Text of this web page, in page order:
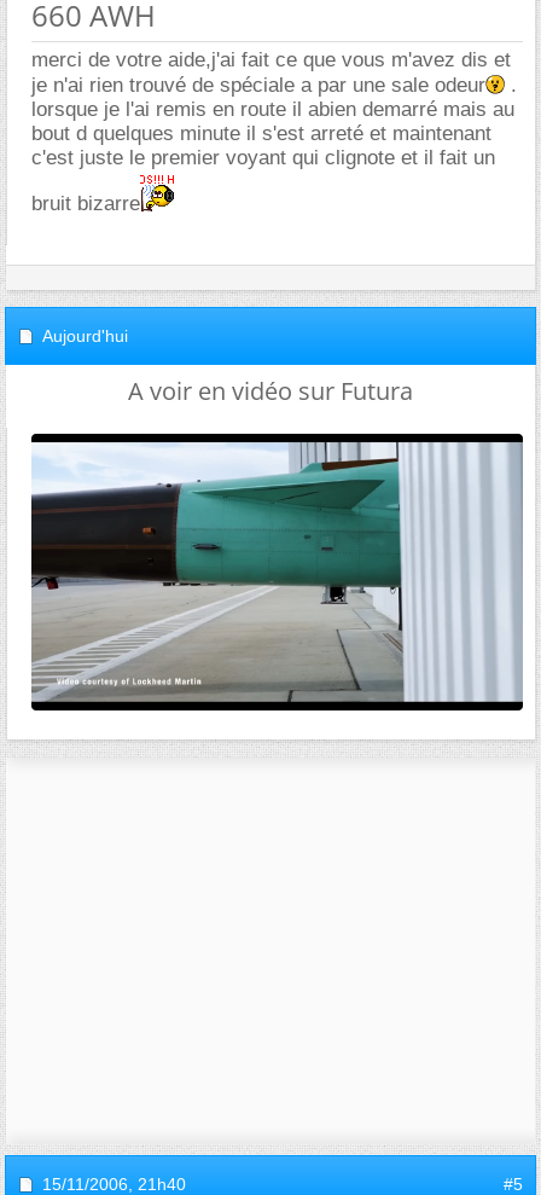
660 AWH
merci de votre aide,j'ai fait ce que vous m'avez dis et
je n'ai rien trouvé de spéciale a par une sale odeur
.
lorsque je l'ai remis en route il abien demarré mais au
bout d quelques minute il s'est arreté et maintenant
c'est juste le premier voyant qui clignote et il fait un
bruit bizarre
Aujourd'hui
A voir en vidéo sur Futura
15/11/2006, 21h40 #5